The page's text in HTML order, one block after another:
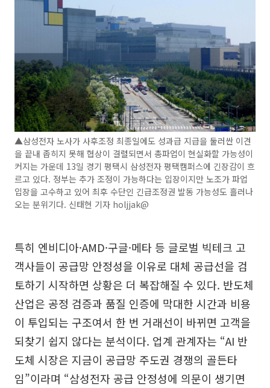
▲삼성전자 노사가 사후조정 최종일에도 성과급 지급을 둘러싼 이견
을 끝내 좁히지 못해 협상이 결렬되면서 총파업이 현실화할 가능성이
커지는 가운데 13일 경기 평택시 삼성전자 평택캠퍼스에 긴장감이 흐
르고 있다. 정부는 추가 조정이 가능하다는 입장이지만 노조가 파업
입장을 고수하고 있어 최후 수단인 긴급조정권 발동 가능성도 흘러나
오는 분위기다. 신태현 기자 holjjak@
특히 엔비디아·AMD·구글·메타 등 글로벌 빅테크 고
객사들이 공급망 안정성을 이유로 대체 공급선을 검
토하기 시작하면 상황은 더 복잡해질 수 있다. 반도체
산업은 공정 검증과 품질 인증에 막대한 시간과 비용
이 투입되는 구조여서 한 번 거래선이 바뀌면 고객을
되찾기 쉽지 않다는 분석이다. 업계 관계자는 “AI 반
도체 시장은 지금이 공급망 주도권 경쟁의 골든타
임”이라며 “삼성전자 공급 안정성에 의문이 생기면